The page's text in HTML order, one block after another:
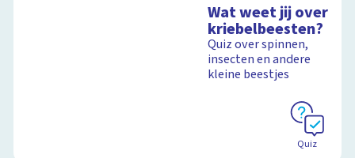
Wat weet jij over
kriebelbeesten?
Quiz over spinnen,
insecten en andere
kleine beestjes
Quiz